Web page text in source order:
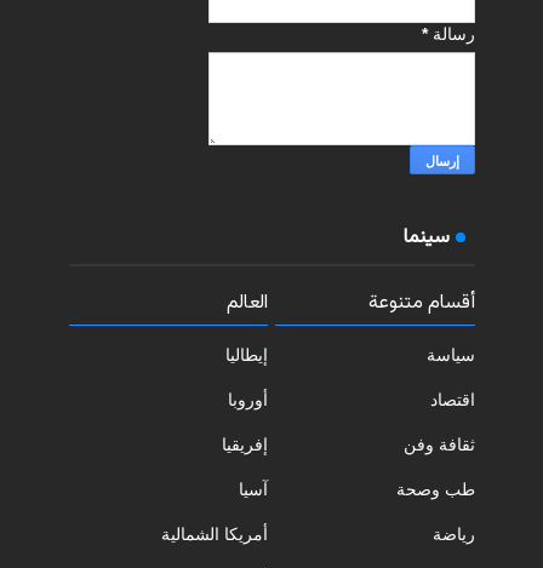
رسالة*
سينما
أقسام متنوعة
سياسة
اقتصاد
ثقافة وفن
طب وصحة
رياضة
العالم
إيطاليا
أوروبا
إفريقيا
آسيا
أمريكا الشمالية